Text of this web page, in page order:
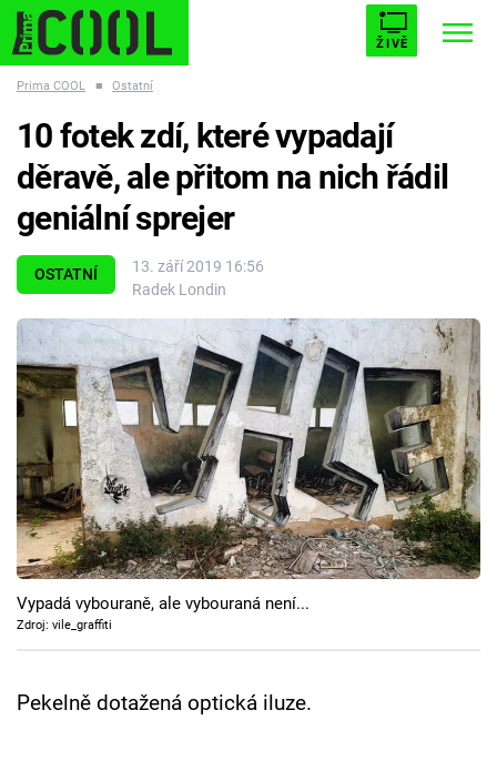
ŽIVĚ
ESCAPE PLNEJ KOTEL AVENGERS 5
Témata
Filmy
Seriály
Hry
Cool Esport
Pořady
TV Program
Prima COOL ■ Ostatní
OSTATNÍ
13. září 2019 16:56
Radek Londin
10 fotek zdí, které vypadají
děravě, ale přitom na nich řádil
geniální sprejer
Vypadá vybouraně, ale vybouraná není...
Zdroj: vile_graffiti
Pekelně dotažená optická iluze.